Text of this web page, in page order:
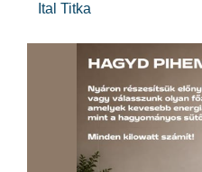
Ital Titka